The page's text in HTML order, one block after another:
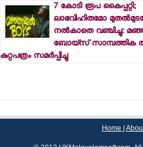
7 കോടി രൂപ കൈപ്പറ്റി;
ലാഭവിഹിതമോ
നല്‍കാതെ വഞ്ചിച്ചു:
ബോയ്‌സ് സാമ്പത്തിക
കുറ്റപത്രം സമര്‍പ്പിച്ചു
Home